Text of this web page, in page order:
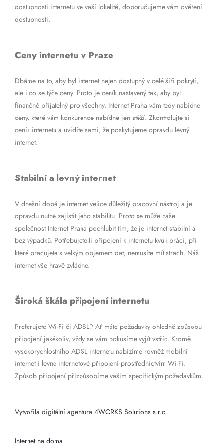
dostupnosti internetu ve vaší lokalitě, doporučujeme vám ověření
dostupnosti.
Ceny internetu v Praze
Dbáme na to, aby byl internet nejen dostupný v celé šíři pokrytí,
ale i co se týče ceny. Proto je ceník nastavený tak, aby byl
finančně přijatelný pro všechny. Internet Praha vám tedy nabídne
ceny, které vám konkurence nabídne jen stěží. Zkontrolujte si
ceník internetu a uvidíte sami, že poskytujeme opravdu levný
internet.
Stabilní a levný internet
V dnešní době je internet velice důležitý pracovní nástroj a je
opravdu nutné zajistit jeho stabilitu. Proto se může naše
společnost Internet Praha pochlubit tím, že je internet stabilní a
bez výpadků. Potřebujete-li připojení k internetu kvůli práci, při
které pracujete s velkým objemem dat, nemusíte mít strach. Náš
internet vše hravě zvládne.
Široká škála připojení internetu
Preferujete Wi-Fi či ADSL? Ať máte požadavky ohledně způsobu
připojení jakékoliv, vždy se vám pokusíme vyjít vstříc. Kromě
vysokorychlostního ADSL internetu nabízíme rovněž mobilní
internet i levné internetové připojení prostřednictvím Wi-Fi.
Způsob připojení přizpůsobíme vašim specifickým požadavkům.
Vytvořila digitální agentura 4WORKS Solutions s.r.o.
Internet na doma